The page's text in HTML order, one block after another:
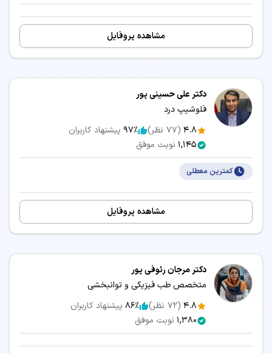
مشاهده پروفایل
دکتر علی حسینی پور
فلوشیپ درد
4.8
(
77 نظر) 97٪ پیشنهاد کاربران
1,145 نوبت موفق
کمترین معطلی
مشاهده پروفایل
دکتر مرجان رئوفی پور
متخصص طب فیزیکی و توانبخشی
4.8
(
72 نظر) 86٪ پیشنهاد کاربران
1,380 نوبت موفق